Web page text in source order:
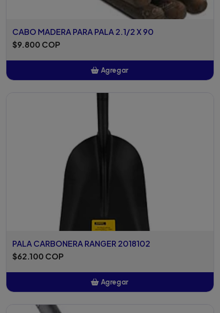
CABO MADERA PARA PALA 2.1/2 X 90
$9.800 COP
Agregar
PALA CARBONERA RANGER 2018102
$62.100 COP
Agregar